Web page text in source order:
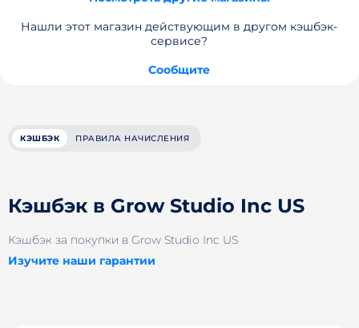
Нашли этот магазин действующим в другом кэшбэк-
сервисе?
Сообщите
КЭШБЭК ПРАВИЛА НАЧИСЛЕНИЯ
Кэшбэк в Grow Studio Inc US
Кэшбэк за покупки в Grow Studio Inc US
Изучите наши гарантии